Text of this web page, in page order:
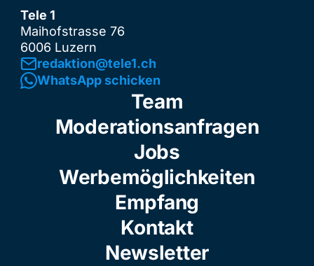
Tele 1
Maihofstrasse 76
6006 Luzern
redaktion@tele1.ch
WhatsApp schicken
Team
Moderationsanfragen
Jobs
Werbemöglichkeiten
Empfang
Kontakt
Newsletter